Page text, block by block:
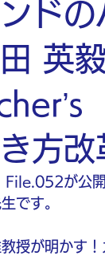
ド
英
方
が公
です。
教授が明かす